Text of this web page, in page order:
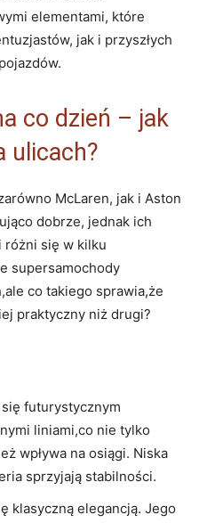
elementami, które
jak i przyszłych
co dzień – jak
ulicach?
McLaren, jak i Aston
dobrze, jednak ich
różni się w kilku
supersamochody
co takiego sprawia,że
praktyczny niż drugi?
futurystycznym
liniami,co nie tylko
wpływa na osiągi. Niska
sprzyjają stabilności.
klasyczną elegancją. Jego